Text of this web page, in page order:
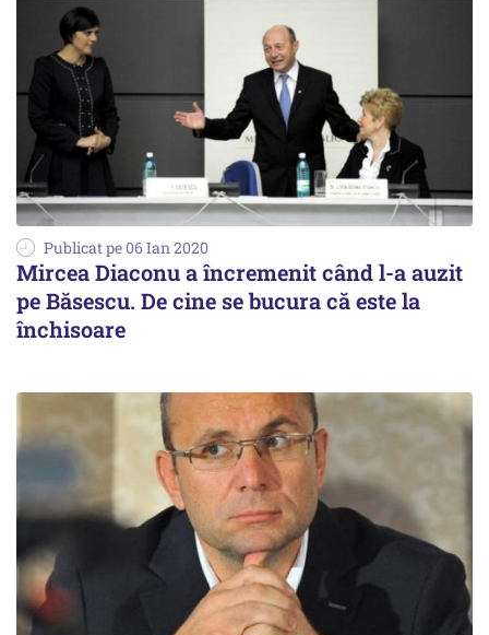
Publicat pe 06 Ian 2020
Mircea Diaconu a încremenit când l-a auzit
pe Băsescu. De cine se bucura că este la
închisoare